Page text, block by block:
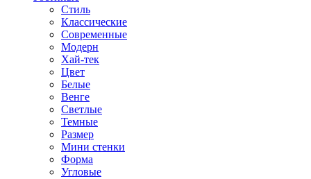
Стиль
Классические
Современные
Модерн
Хай-тек
Цвет
Белые
Венге
Светлые
Темные
Размер
Мини стенки
Форма
Угловые